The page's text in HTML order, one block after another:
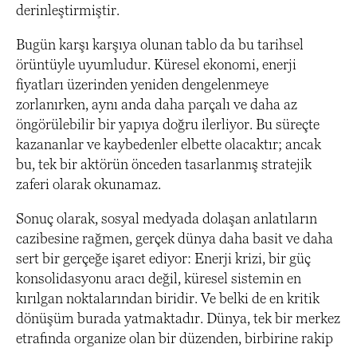
derinleştirmiştir.
Bugün karşı karşıya olunan tablo da bu tarihsel
örüntüyle uyumludur. Küresel ekonomi, enerji
fiyatları üzerinden yeniden dengelenmeye
zorlanırken, aynı anda daha parçalı ve daha az
öngörülebilir bir yapıya doğru ilerliyor. Bu süreçte
kazananlar ve kaybedenler elbette olacaktır; ancak
bu, tek bir aktörün önceden tasarlanmış stratejik
zaferi olarak okunamaz.
Sonuç olarak, sosyal medyada dolaşan anlatıların
cazibesine rağmen, gerçek dünya daha basit ve daha
sert bir gerçeğe işaret ediyor: Enerji krizi, bir güç
konsolidasyonu aracı değil, küresel sistemin en
kırılgan noktalarından biridir. Ve belki de en kritik
dönüşüm burada yatmaktadır. Dünya, tek bir merkez
etrafında organize olan bir düzenden, birbirine rakip